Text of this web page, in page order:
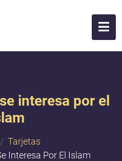
interesa por el
Tarjetas
Interesa Por El Islam